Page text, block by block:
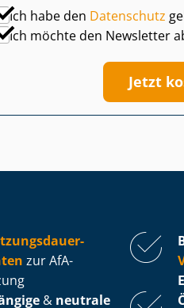
Ich habe den Datenschutz
Ich möchte den Newsletter
Jetzt
zur AfA-
& neutrale